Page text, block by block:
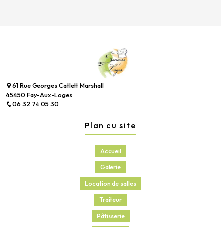
61 Rue Georges Catlett Marshall
45450 Fay-Aux-Loges
06 32 74 05 30
Plan du site
Accueil
Galerie
Location de salles
Traiteur
Pâtisserie